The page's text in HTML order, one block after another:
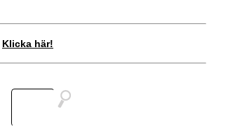
Klicka här!